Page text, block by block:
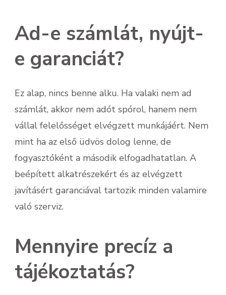
Ad-e számlát, nyújt-
e garanciát?
Ez alap, nincs benne alku. Ha valaki nem ad
számlát, akkor nem adót spórol, hanem nem
vállal felelősséget elvégzett munkájáért. Nem
mint ha az első üdvös dolog lenne, de
fogyasztóként a második elfogadhatatlan. A
beépített alkatrészekért és az elvégzett
javításért garanciával tartozik minden valamire
való szerviz.
Mennyire precíz a
tájékoztatás?